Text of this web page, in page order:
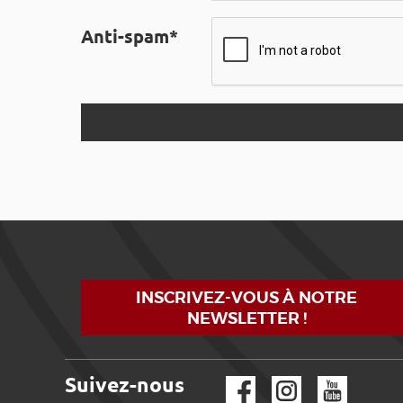
Anti-spam*
INSCRIVEZ-VOUS À NOTRE
NEWSLETTER !
Suivez-nous